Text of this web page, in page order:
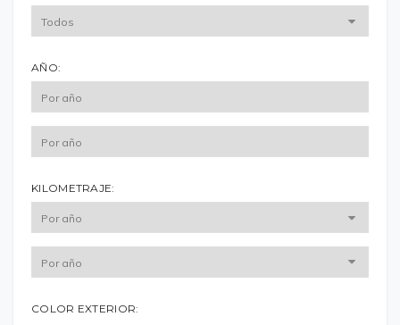
AÑO:
KILOMETRAJE:
COLOR EXTERIOR: